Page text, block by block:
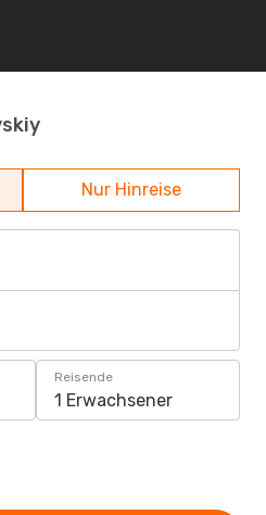
Nur Hinreise
Reisende
1 Erwachsener